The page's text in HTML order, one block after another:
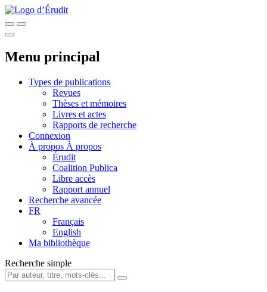
Menu principal
Types de publications
Revues
Thèses et mémoires
Livres et actes
Rapports de recherche
Connexion
À propos À propos
Érudit
Coalition Publica
Libre accès
Rapport annuel
Recherche avancée
FR
Français
English
Ma bibliothèque
Recherche simple